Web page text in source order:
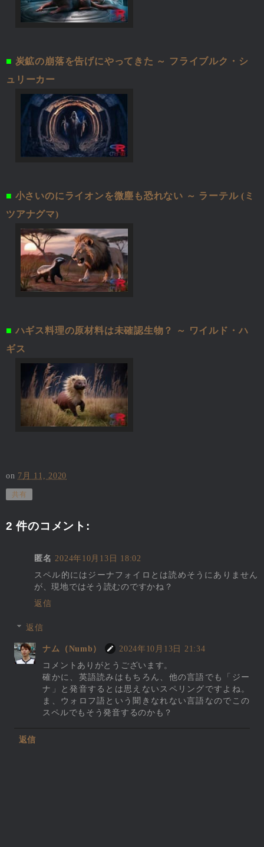
■ 炭鉱の崩落を告げにやってきた ～ フライブルク・シ
ュリーカー
■ 小さいのにライオンを微塵も恐れない ～ ラーテル (ミ
ツアナグマ)
■ ハギス料理の原材料は未確認生物？ ～ ワイルド・ハ
ギス
on 7月 11, 2020
共有
2 件のコメント:
匿名 2024年10月13日 18:02
スペル的にはジーナフォイロとは読めそうにありません
が、現地ではそう読むのですかね？
返信
返信
ナム（Numb）
2024年10月13日 21:34
コメントありがとうございます。
確かに、英語読みはもちろん、他の言語でも「ジー
ナ」と発音するとは思えないスペリングですよね。
ま、ウォロフ語という聞きなれない言語なのでこの
スペルでもそう発音するのかも？
返信